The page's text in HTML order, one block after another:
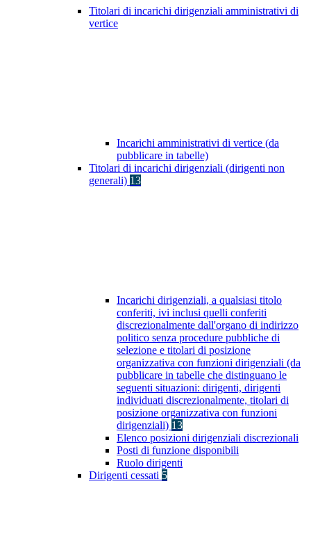
Titolari di incarichi dirigenziali amministrativi di
vertice
Incarichi amministrativi di vertice (da
pubblicare in tabelle)
Titolari di incarichi dirigenziali (dirigenti non
generali) 13
Incarichi dirigenziali, a qualsiasi titolo
conferiti, ivi inclusi quelli conferiti
discrezionalmente dall'organo di indirizzo
politico senza procedure pubbliche di
selezione e titolari di posizione
organizzativa con funzioni dirigenziali (da
pubblicare in tabelle che distinguano le
seguenti situazioni: dirigenti, dirigenti
individuati discrezionalmente, titolari di
posizione organizzativa con funzioni
dirigenziali) 13
Elenco posizioni dirigenziali discrezionali
Posti di funzione disponibili
Ruolo dirigenti
Dirigenti cessati 5